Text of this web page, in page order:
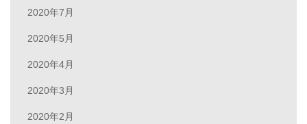
2020年7月
2020年5月
2020年4月
2020年3月
2020年2月